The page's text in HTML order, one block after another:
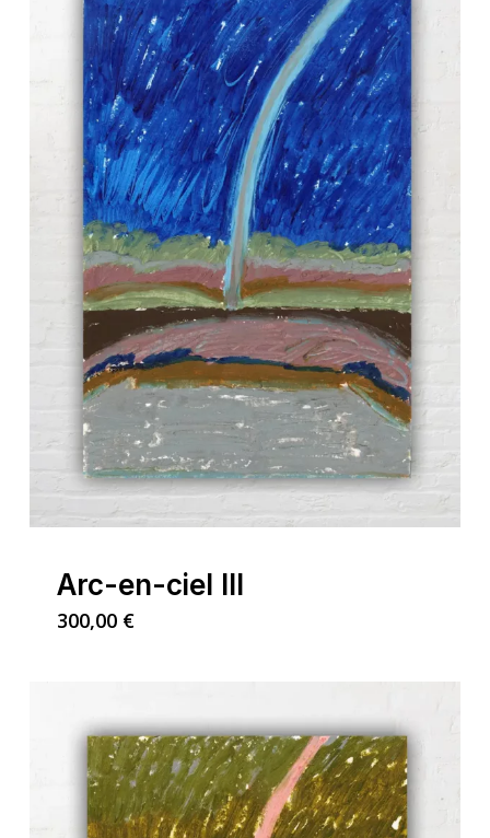
vide.
Go To Shop
Arc-en-ciel III
300,00 €